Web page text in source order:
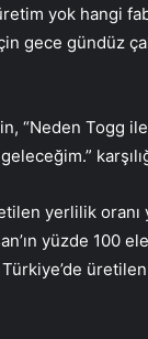
yok hangi
gece gündüz
“Neden Togg
yerlilik
yüzde 100
Türkiye’de